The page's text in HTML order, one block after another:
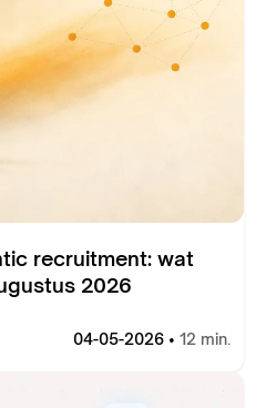
recruitment: wat
2026
04-05-2026 • 12 min.